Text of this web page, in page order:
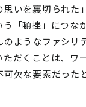
思いを裏切られた
う「頓挫」につな
ようなファシリ
だくことは、ワ
欠な要素だった